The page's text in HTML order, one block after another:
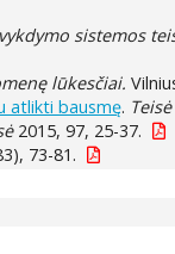
sistemos
lūkesčiai.
atlikti bausmę. Teisė
2015, 97, 25-37.
73-81.